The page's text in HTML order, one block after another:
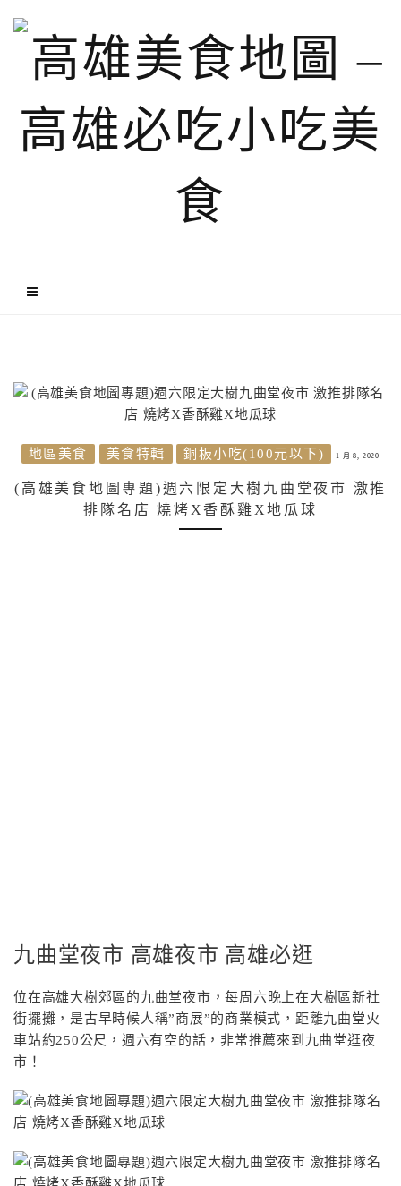
地區美食 美食特輯 銅板小吃(100元以下) 1 月 8, 2020
(高雄美食地圖專題)週六限定大樹九曲堂夜市 激推
排隊名店 燒烤X香酥雞X地瓜球
九曲堂夜市 高雄夜市 高雄必逛
位在高雄大樹郊區的九曲堂夜市，每周六晚上在大樹區新社
街擺攤，是古早時候人稱”商展”的商業模式，距離九曲堂火
車站約250公尺，週六有空的話，非常推薦來到九曲堂逛夜
市！